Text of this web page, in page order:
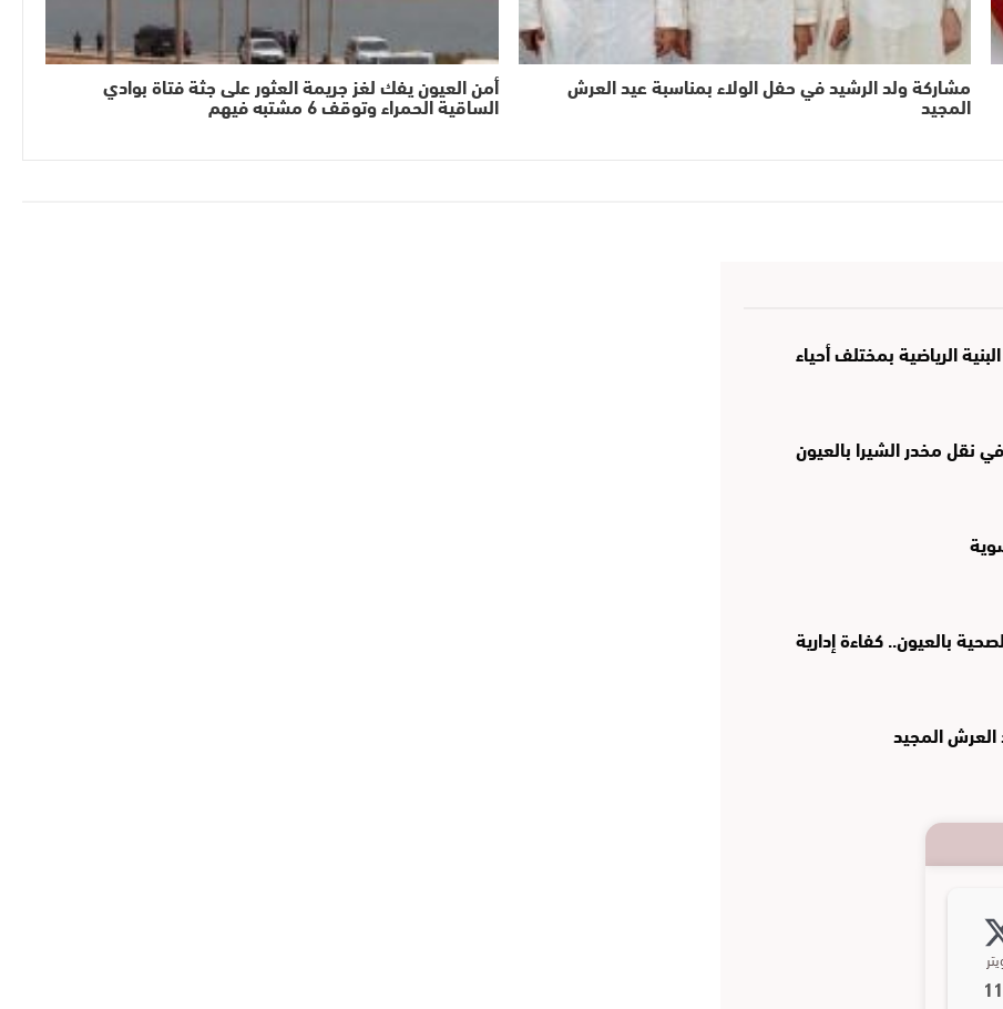
مشاركة ولد الرشيد في حفل الولاء بمناسبة عيد العرش
المجيد
أمن العيون يفك لغز جريمة العثور على جثة فتاة بوادي
الساقية الحمراء وتوقف 6 مشتبه فيهم
الرياضية بمختلف أحياء
نقل مخدر الشيرا بالعيون
بالعيون.. كفاءة إدارية
المجيد